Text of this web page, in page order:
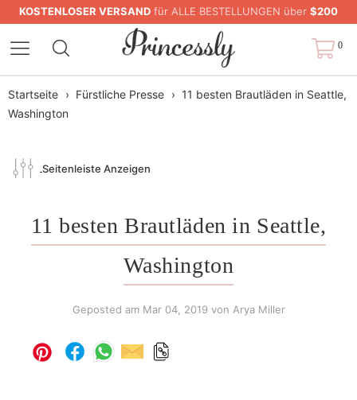
KOSTENLOSER VERSAND für ALLE BESTELLUNGEN über $200
0
Startseite › Fürstliche Presse › 11 besten Brautläden in Seattle,
Washington
Seitenleiste Anzeigen
11 besten Brautläden in Seattle,
Washington
Geposted am Mar 04, 2019 von Arya Miller